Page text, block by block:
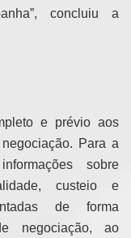
concluiu a
e prévio aos
Para a
sobre
custeio e
de forma
negociação, ao